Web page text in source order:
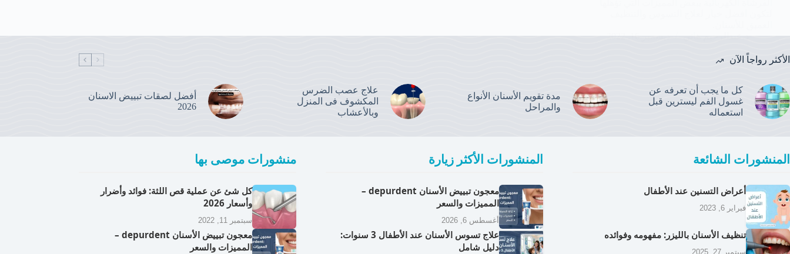
د.عبدالرحيم هاني
ديسمبر 16, 2022
الأكثر رواجاً الآن
كل ما يجب أن تعرفه عن
غسول الفم ليسترين قبل
استعماله
مدة تقويم الأسنان الأنواع
والمراحل
علاج عصب الضرس
المكشوف فى المنزل
وبالأعشاب
أفضل لصقات تبييض الاسنان
2026
المنشورات الشائعة
أعراض التسنين عند الأطفال
فبراير 6, 2023
تنظيف الأسنان بالليزر: مفهومه وفوائده
سبتمبر 27, 2025
المنشورات الأكثر زيارة
معجون تبييض الأسنان depurdent –
المميزات والسعر
أغسطس 6, 2026
علاج تسوس الأسنان عند الأطفال 3 سنوات:
دليل شامل
منشورات موصى بها
كل شئ عن عملية قص اللثة: فوائد وأضرار
وأسعار 2026
سبتمبر 11, 2022
معجون تبييض الأسنان depurdent –
المميزات والسعر